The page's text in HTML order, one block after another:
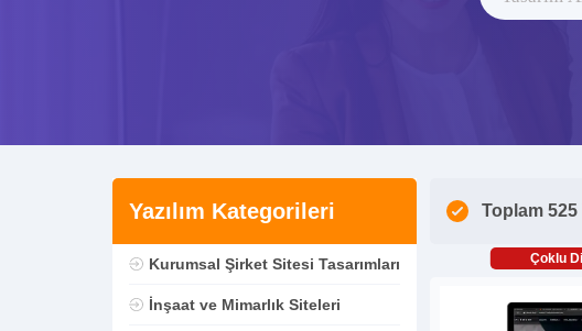
Yazılım Kategorileri
Kurumsal Şirket Sitesi Tasarımları
İnşaat ve Mimarlık Siteleri
Toplam 525
Çoklu